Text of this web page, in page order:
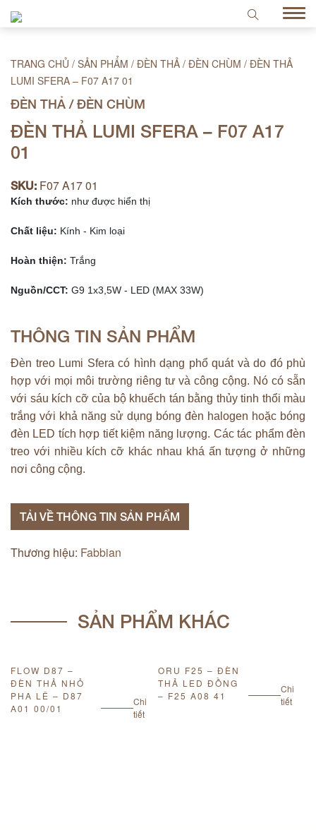
TRANG CHỦ / SẢN PHẨM / ĐÈN THẢ / ĐÈN CHÙM / ĐÈN THẢ
LUMI SFERA – F07 A17 01
ĐÈN THẢ / ĐÈN CHÙM
ĐÈN THẢ LUMI SFERA – F07 A17
01
SKU: F07 A17 01
Kích thước: như được hiển thị
Chất liệu:
Hoàn thiện: Trắng
Nguồn/CCT: G9 1x3,5W - LED (MAX 33W)
THÔNG TIN SẢN PHẨM
Đèn treo Lumi Sfera có hình dạng phổ quát và do đó phù
hợp với mọi môi trường riêng tư và công cộng. Nó có sẵn
với sáu kích cỡ của bộ khuếch tán bằng thủy tinh thổi màu
trắng với khả năng sử dụng bóng đèn halogen hoặc bóng
đèn LED tích hợp tiết kiệm năng lượng. Các tác phẩm đèn
treo với nhiều kích cỡ khác nhau khá ấn tượng ở những
nơi công cộng.
TẢI VỀ THÔNG TIN SẢN PHẨM
Thương hiệu: Fabbian
SẢN PHẨM KHÁC
FLOW D87 –
ĐÈN THẢ NHỎ
PHA LÊ – D87
A01 00/01
Chi
tiết
ORU F25 – ĐÈN
THẢ LED ĐỒNG
– F25 A08 41
Chi
tiết